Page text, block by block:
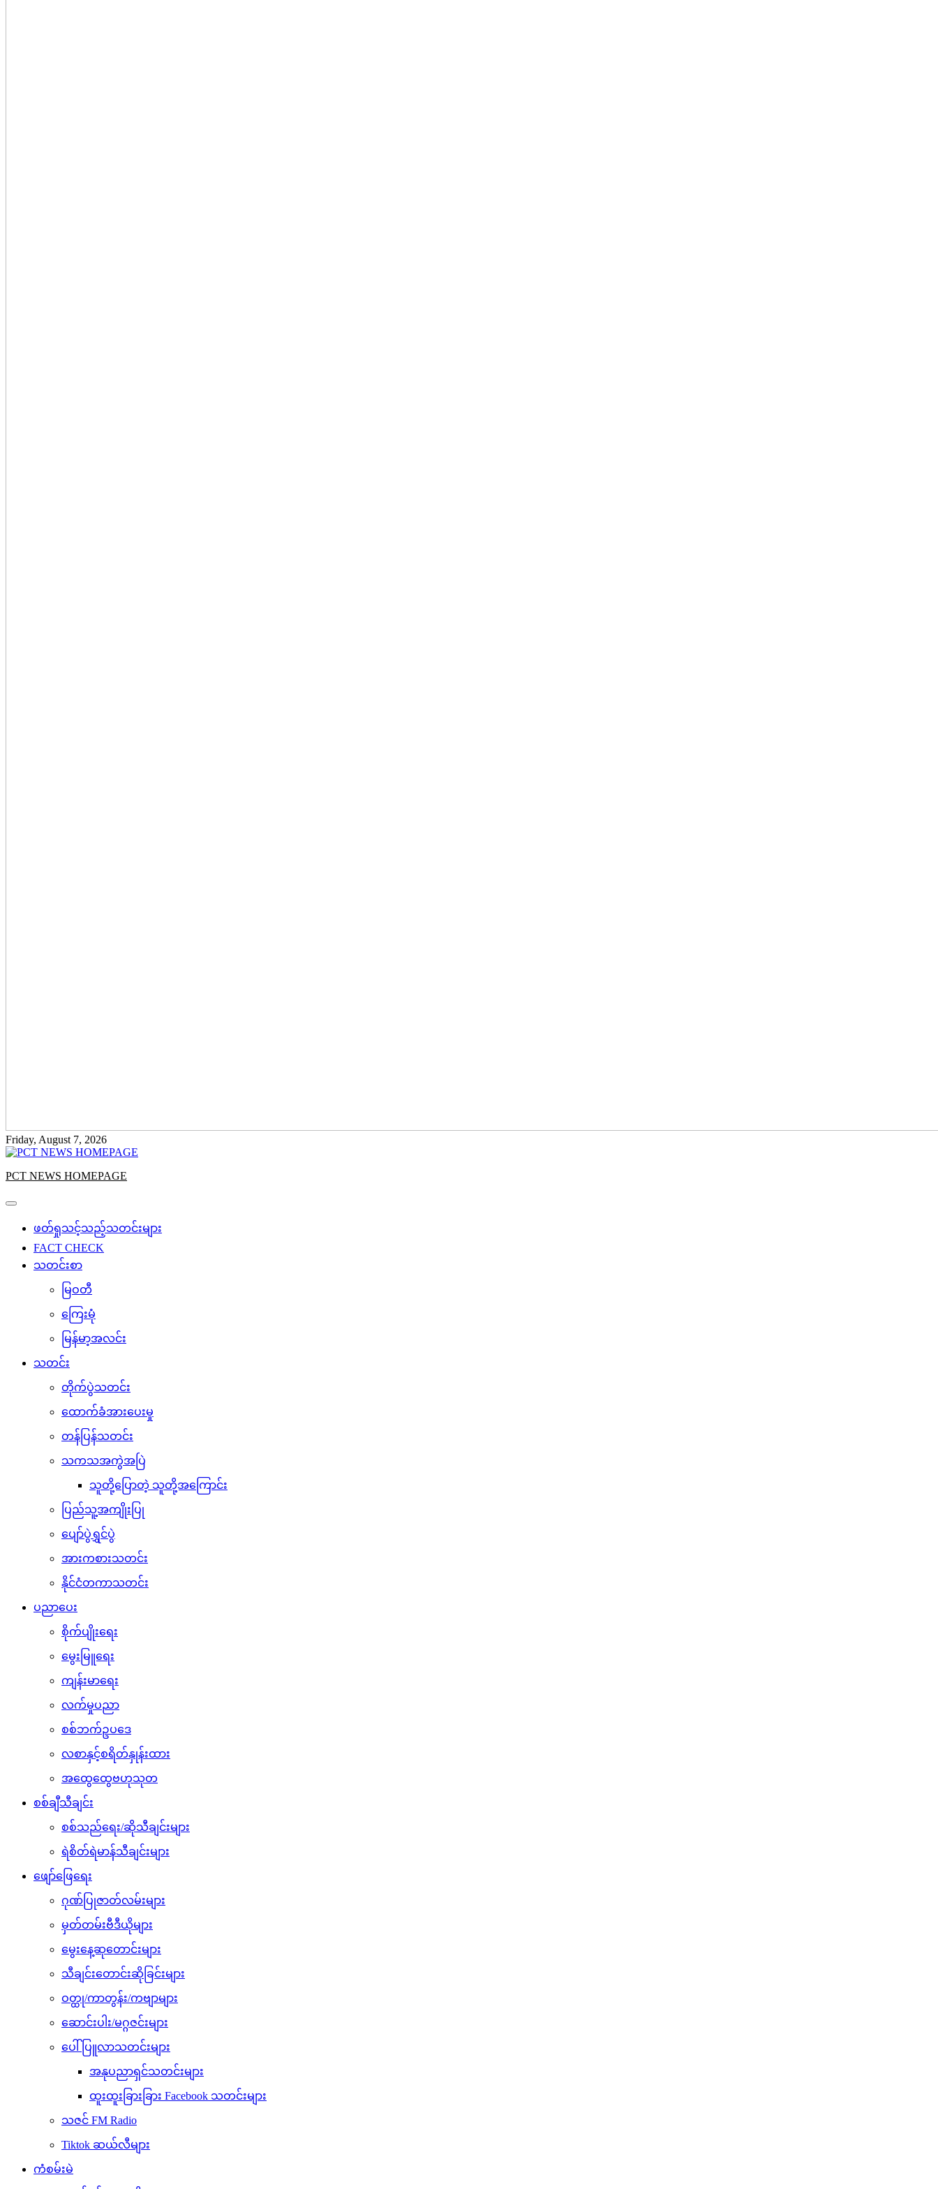
Friday, August 7, 2026
PCT NEWS HOMEPAGE
ဖတ်ရှုသင့်သည့်သတင်းများ
FACT CHECK
သတင်းစာ
မြဝတီ
ကြေးမုံ
မြန်မာ့အလင်း
သတင်း
တိုက်ပွဲသတင်း
ထောက်ခံအားပေးမှု
တန်ပြန်သတင်း
သကသအကွဲအပြဲ
သူတို့ပြောတဲ့ သူတို့အကြောင်း
ပြည်သူ့အကျိုးပြု
ပျော်ပွဲရွှင်ပွဲ
အားကစားသတင်း
နိုင်ငံတကာသတင်း
ပညာပေး
စိုက်ပျိုးရေး
မွေးမြူရေး
ကျန်းမာရေး
လက်မှုပညာ
စစ်ဘက်ဥပဒေ
လစာနှင့်စရိတ်နှုန်းထား
အထွေထွေဗဟုသုတ
စစ်ချီသီချင်း
စစ်သည်ရေး/ဆိုသီချင်းများ
ရဲစိတ်ရဲမာန်သီချင်းများ
ဖျော်ဖြေရေး
ဂုဏ်ပြုဇာတ်လမ်းများ
မှတ်တမ်းဗီဒီယိုများ
မွေးနေ့ဆုတောင်းများ
သီချင်းတောင်းဆိုခြင်းများ
ဝတ္ထု/ကာတွန်း/ကဗျာများ
ဆောင်းပါး/မဂ္ဂဇင်းများ
ပေါ်ပြူလာသတင်းများ
အနုပညာရှင်သတင်းများ
ထူးထူးခြားခြား Facebook သတင်းများ
သဇင် FM Radio
Tiktok ဆယ်လီများ
ကံစမ်းမဲ